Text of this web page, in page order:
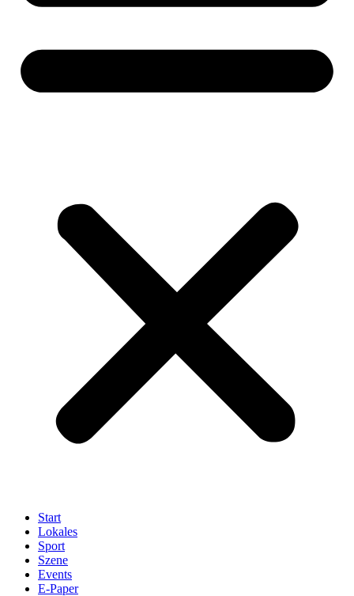
Start
Lokales
Sport
Szene
Events
E-Paper